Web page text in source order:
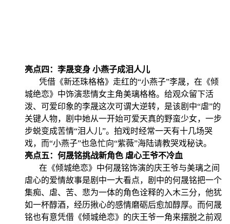
亮点四：李晟变身 小燕子成泪人儿
凭借《新还珠格格》走红的“小燕子”李晟，在《倾
城绝恋》中饰演悲情女主角美璃格格。给观众留下活
泼、可爱印象的李晟这次可谓大逆转，是该剧中“虐”的
关键人物，剧中她从一开始可爱天真的野蛮少女，一步
步蜕变成苦情“泪人儿”。拍戏时经常一天有十几场哭
戏，而“小燕子”也急忙向“紫薇”海陆请教哭戏秘诀。
亮点五：何晟铭挑战新角色 虐心王爷不冷血
在《倾城绝恋》中何晟铭饰演的庆王爷与美璃之间
虐心的爱情故事是剧中一大看点，剧中的何晟铭把一个
集痴、虐、苦、悲为一体的角色诠释的入木三分，他犹
如一杯醇酒，经历揪心的感情磨砺后愈加醇厚。而何晟
铭也有意凭借《倾城绝恋》的庆王爷一角来摆脱之前观